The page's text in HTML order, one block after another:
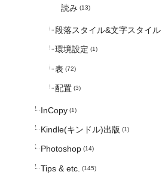
読み (13)
段落スタイル&文字スタイル
環境設定 (1)
表 (72)
配置 (3)
InCopy (1)
Kindle(キンドル)出版 (1)
Photoshop (14)
Tips & etc. (145)